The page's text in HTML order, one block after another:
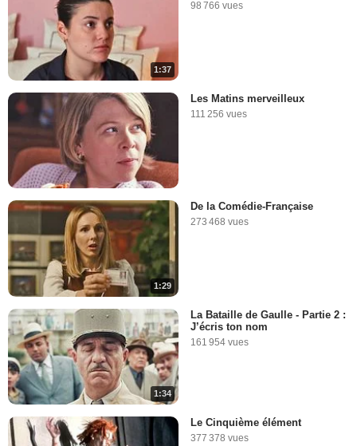
1:37
98 766 vues
Les Matins merveilleux
111 256 vues
1:29
De la Comédie-Française
273 468 vues
1:34
La Bataille de Gaulle - Partie 2 :
J’écris ton nom
161 954 vues
Le Cinquième élément
377 378 vues